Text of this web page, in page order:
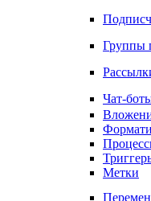
Группы
Чат-
Метки